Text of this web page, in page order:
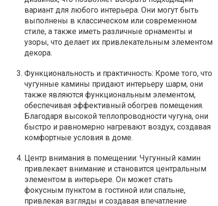
вариант для любого интерьера. Они могут быть
выполнены в классическом или современном
стиле, а также иметь различные орнаменты и
узоры, что делает их привлекательным элементом
декора.
Функциональность и практичность: Кроме того, что
чугунные камины придают интерьеру шарм, они
также являются функциональным элементом,
обеспечивая эффективный обогрев помещения.
Благодаря высокой теплопроводности чугуна, они
быстро и равномерно нагревают воздух, создавая
комфортные условия в доме.
Центр внимания в помещении: Чугунный камин
привлекает внимание и становится центральным
элементом в интерьере. Он может стать
фокусным пунктом в гостиной или спальне,
привлекая взгляды и создавая впечатление